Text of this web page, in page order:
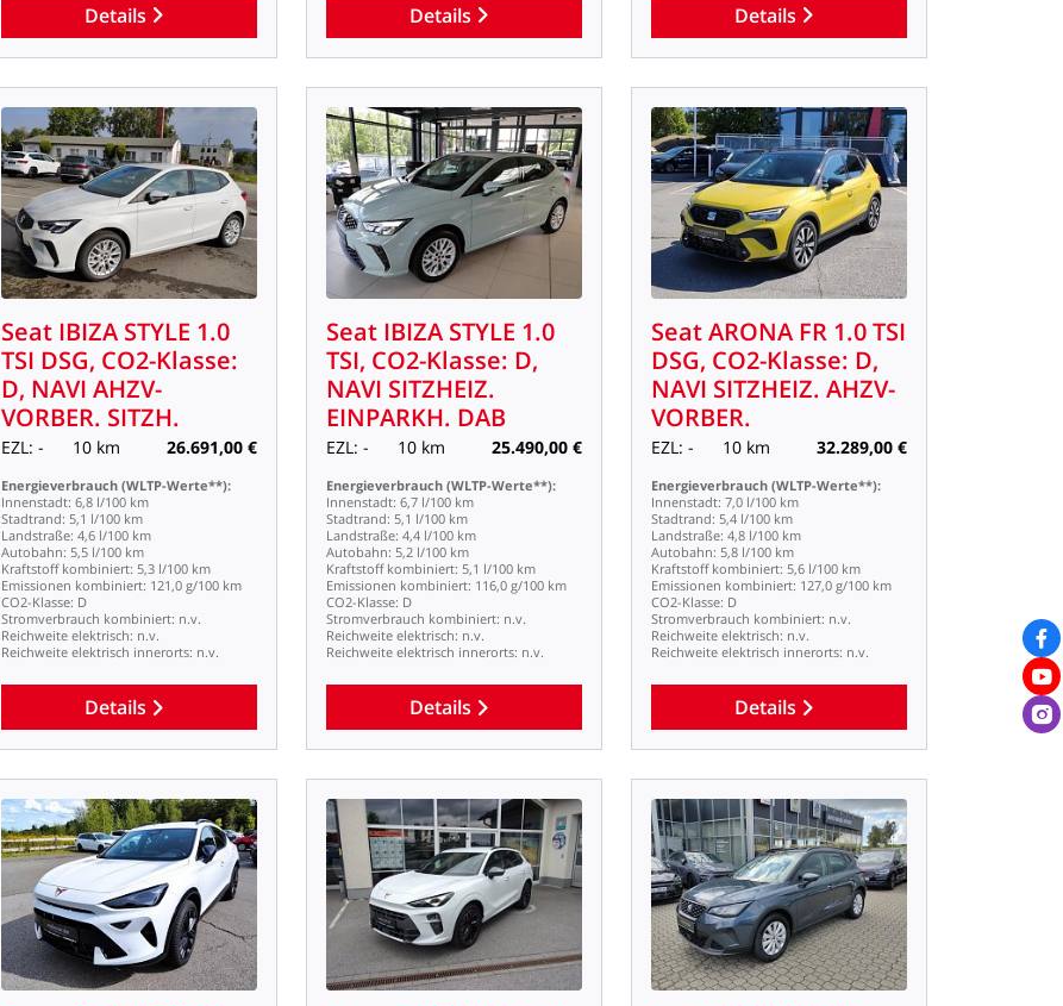
Details Details Details
Seat IBIZA STYLE 1.0
TSI DSG, CO2-Klasse:
D, NAVI AHZV-
VORBER. SITZH.
EZL: - 10 km 26.691,00 €
Energieverbrauch (WLTP-Werte**):
Innenstadt: 6,8 l/100 km
Stadtrand: 5,1 l/100 km
Landstraße: 4,6 l/100 km
Autobahn: 5,5 l/100 km
Kraftstoff kombiniert: 5,3 l/100 km
Emissionen kombiniert: 121,0 g/100 km
CO2-Klasse: D
Stromverbrauch kombiniert: n.v.
Reichweite elektrisch: n.v.
Reichweite elektrisch innerorts: n.v.
Details
Seat IBIZA STYLE 1.0
TSI, CO2-Klasse: D,
NAVI SITZHEIZ.
EINPARKH. DAB
EZL: - 10 km 25.490,00 €
Energieverbrauch (WLTP-Werte**):
Innenstadt: 6,7 l/100 km
Stadtrand: 5,1 l/100 km
Landstraße: 4,4 l/100 km
Autobahn: 5,2 l/100 km
Kraftstoff kombiniert: 5,1 l/100 km
Emissionen kombiniert: 116,0 g/100 km
CO2-Klasse: D
Stromverbrauch kombiniert: n.v.
Reichweite elektrisch: n.v.
Reichweite elektrisch innerorts: n.v.
Details
SeatARONA FR 1.0TSI
DSG, CO2-Klasse: D,
NAVI SITZHEIZ. AHZV-
VORBER.
EZL: - 10 km 32.289,00 €
Energieverbrauch (WLTP-Werte**):
Innenstadt: 7,0 l/100 km
Stadtrand: 5,4 l/100 km
Landstraße: 4,8 l/100 km
Autobahn: 5,8 l/100 km
Kraftstoff kombiniert: 5,6 l/100 km
Emissionen kombiniert: 127,0 g/100 km
CO2-Klasse: D
Stromverbrauch kombiniert: n.v.
Reichweite elektrisch: n.v.
Reichweite elektrisch innerorts: n.v.
Details